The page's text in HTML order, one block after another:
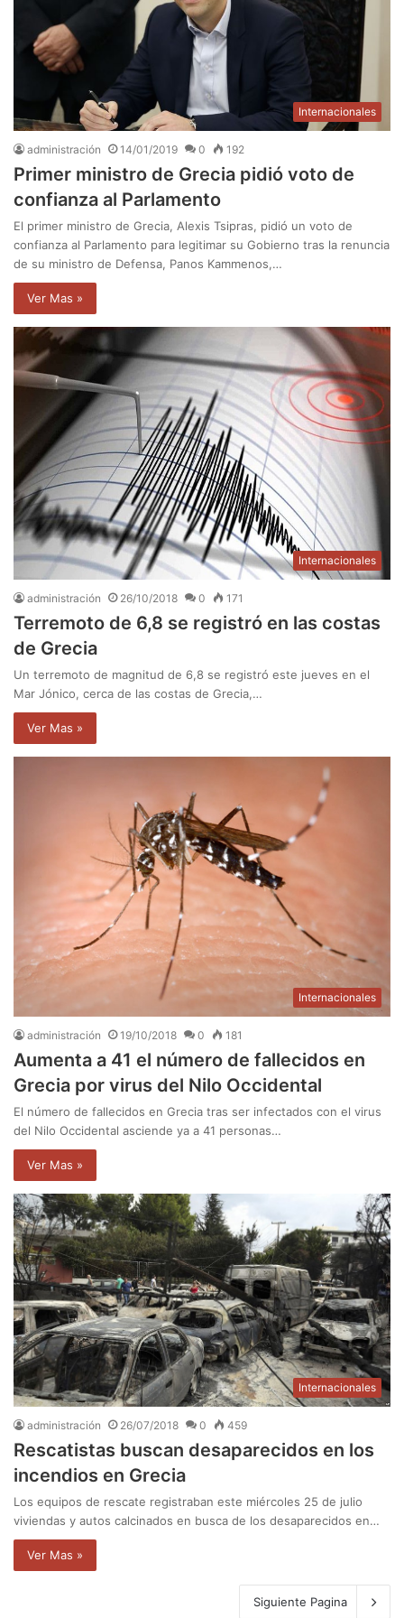
Internacionales
administración 14/01/2019 0 192
Primer ministro de Grecia pidió voto de
confianza al Parlamento
El primer ministro de Grecia, Alexis Tsipras, pidió un voto de
confianza al Parlamento para legitimar su Gobierno tras la renuncia
de su ministro de Defensa, Panos Kammenos,…
Ver Mas »
Internacionales
administración 26/10/2018 0 171
Terremoto de 6,8 se registró en las costas
de Grecia
Un terremoto de magnitud de 6,8 se registró este jueves en el
Mar Jónico, cerca de las costas de Grecia,…
Ver Mas »
Internacionales
administración 19/10/2018 0 181
Aumenta a 41 el número de fallecidos en
Grecia por virus del Nilo Occidental
El número de fallecidos en Grecia tras ser infectados con el virus
del Nilo Occidental asciende ya a 41 personas…
Ver Mas »
Internacionales
administración 26/07/2018 0 459
Rescatistas buscan desaparecidos en los
incendios en Grecia
Los equipos de rescate registraban este miércoles 25 de julio
viviendas y autos calcinados en busca de los desaparecidos en…
Ver Mas »
Siguiente Pagina